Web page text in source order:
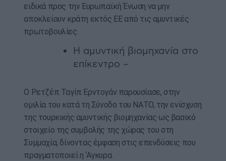
ειδικά προς την Ευρωπαϊκή Ένωση να μην
αποκλείουν κράτη εκτός ΕΕ από τις αμυντικές
πρωτοβουλίες.
Η αμυντική βιομηχανία στο
επίκεντρο –
Ο Ρετζέπ Ταγίπ Ερντογάν παρουσίασε, στην
ομιλία του κατά τη Σύνοδο του ΝΑΤΟ, την ενίσχυση
της τουρκικής αμυντικής βιομηχανίας ως βασικό
στοιχείο της συμβολής της χώρας του στη
Συμμαχία, δίνοντας έμφαση στις επενδύσεις που
πραγματοποιεί η ‘Αγκυρα.